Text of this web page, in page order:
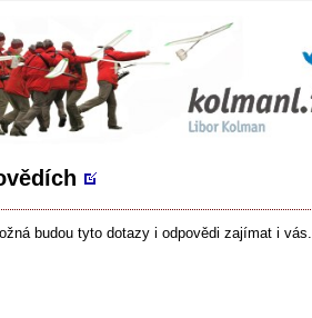
budou tyto dotazy i odpovědi zajímat i vás.